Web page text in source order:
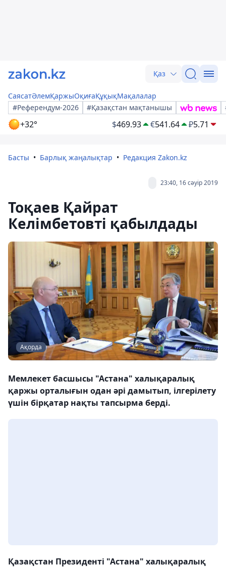
Қаз
СаясатӘлемҚаржыОқиғаҚұқықМақалалар
#Референдум-2026
#Қазақстан мақтанышы
+32° $469.93 €541.64 ₽5.71
Басты Барлық жаңалықтар Редакция Zakon.kz
23:40, 16 сәуір 2019
Тоқаев Қайрат
Келімбетовті қабылдады
Ақорда
Мемлекет басшысы "Астана" халықаралық
қаржы орталығын одан әрі дамытып, ілгерілету
үшін бірқатар нақты тапсырма берді.
Қазақстан Президенті "Астана" халықаралық